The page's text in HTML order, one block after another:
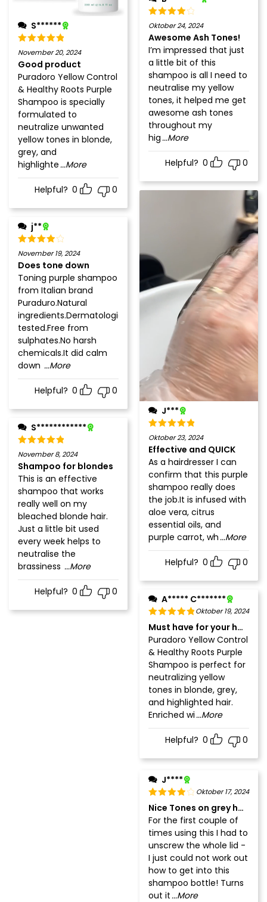
S******
November 20, 2024
Good product
Puradoro Yellow Control
& Healthy Roots Purple
Shampoo is specially
formulated to
neutralize unwanted
yellow tones in blonde,
grey, and
highlighte...More
Helpful? 0 0
j**
November 19, 2024
Does tone down
Toning purple shampoo
from Italian brand
Puraduro.Natural
ingredients.Dermatologically
tested.Free from
sulphates.No harsh
chemicals.It did calm
down ...More
Helpful? 0 0
S************
November 8, 2024
Shampoo for blondes
This is an effective
shampoo that works
really well on my
bleached blonde hair.
Just a little bit used
every week helps to
neutralise the
brassiness ...More
Helpful? 0 0
Oktober 24, 2024
Awesome Ash Tones!
I’m impressed that just
a little bit of this
shampoo is all I need to
neutralise my yellow
tones, it helped me get
awesome ash tones
throughout my
hig...More
Helpful? 0 0
J***
Oktober 23, 2024
Effective and QUICK
As a hairdresser I can
confirm that this purple
shampoo really does
the job.It is infused with
aloe vera, citrus
essential oils, and
purple carrot, wh...More
Helpful? 0 0
A***** C*******
Oktober 19, 2024
Must have for your hair
Puradoro Yellow Control
& Healthy Roots Purple
Shampoo is perfect for
neutralizing yellow
tones in blonde, grey,
and highlighted hair.
Enriched wi...More
Helpful? 0 0
J****
Oktober 17, 2024
Nice Tones on grey hair
For the first couple of
times using this I had to
unscrew the whole lid -
I just could not work out
how to get into this
shampoo bottle! Turns
out it...More